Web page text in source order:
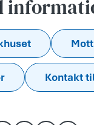
Kontakt